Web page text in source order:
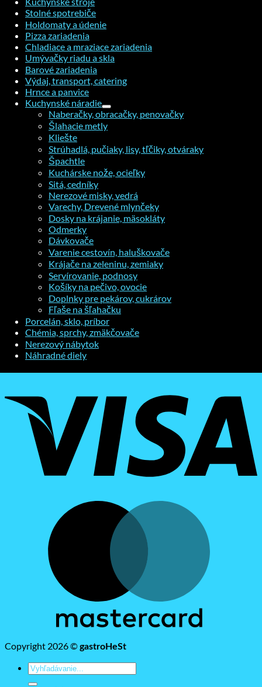
Stolné spotrebiče
Holdomaty a údenie
Pizza zariadenia
Chladiace a mraziace zariadenia
Umývačky riadu a skla
Barové zariadenia
Výdaj, transport, catering
Hrnce a panvice
Kuchynské náradie
Naberačky, obracačky, penovačky
Šlahacie metly
Kliešte
Strúhadlá, pučiaky, lisy, tľčiky, otváraky
Špachtle
Kuchárske nože, ocieľky
Sitá, cedníky
Nerezové misky, vedrá
Varechy, Drevené mlynčeky
Dosky na krájanie, mäsokláty
Odmerky
Dávkovače
Varenie cestovín, haluškovače
Krájače na zeleninu, zemiaky
Servírovanie, podnosy
Košíky na pečivo, ovocie
Doplnky pre pekárov, cukrárov
Fľaše na šľahačku
Porcelán, sklo, príbor
Chémia, sprchy, zmäkčovače
Nerezový nábytok
Náhradné diely
Copyright 2026 ©gastroHeSt
Hľadať: